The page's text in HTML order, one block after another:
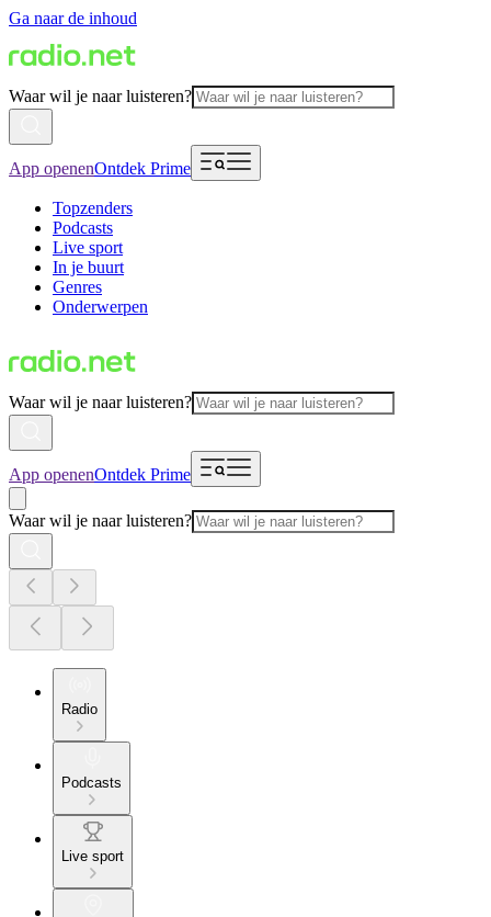
Ga naar de inhoud
Waar wil je naar luisteren?
App openenOntdek Prime
Topzenders
Podcasts
Live sport
In je buurt
Genres
Onderwerpen
Waar wil je naar luisteren?
App openenOntdek Prime
Waar wil je naar luisteren?
Radio
Podcasts
Live sport